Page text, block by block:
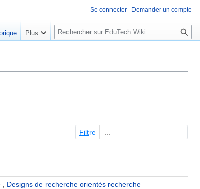
Filtre
Designs de recherche orientés recherche
Se connecter Demander un compte
Plus
R
e
e